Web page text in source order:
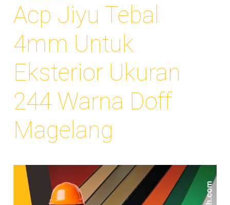
Acp Jiyu Tebal
4mm Untuk
Eksterior Ukuran
244 Warna Doff
Magelang